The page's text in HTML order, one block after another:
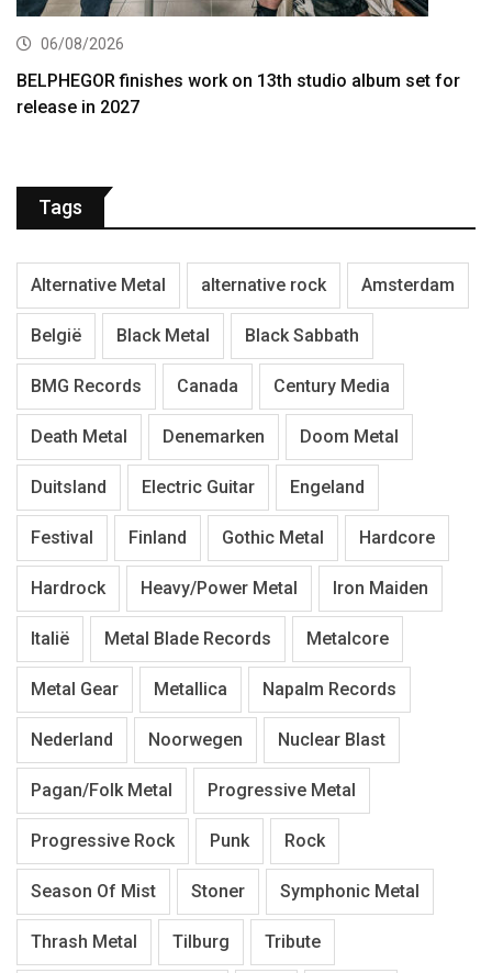
06/08/2026
BELPHEGOR finishes work on 13th studio album set for
release in 2027
Tags
Alternative Metal alternative rock Amsterdam
België Black Metal Black Sabbath
BMG Records Canada Century Media
Death Metal Denemarken Doom Metal
Duitsland Electric Guitar Engeland
Festival Finland Gothic Metal Hardcore
Hardrock Heavy/Power Metal Iron Maiden
Italië Metal Blade Records Metalcore
Metal Gear Metallica Napalm Records
Nederland Noorwegen Nuclear Blast
Pagan/Folk Metal Progressive Metal
Progressive Rock Punk Rock
Season Of Mist Stoner Symphonic Metal
Thrash Metal Tilburg Tribute